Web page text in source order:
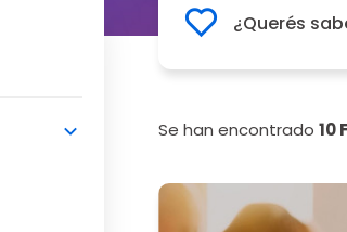
¿Querés
Se han encontrado 10